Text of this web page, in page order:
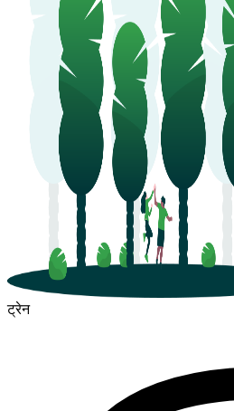
ट्रेन